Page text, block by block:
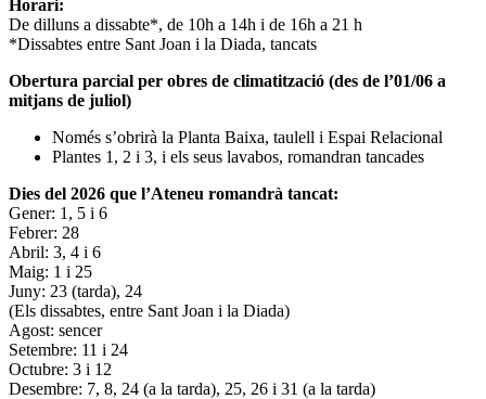
Horari:
De dilluns a dissabte*, de 10h a 14h i de 16h a 21 h
*Dissabtes entre Sant Joan i la Diada, tancats
Obertura parcial per obres de climatització (des de l’01/06 a
mitjans de juliol)
Només s’obrirà la Planta Baixa, taulell i Espai Relacional
Plantes 1, 2 i 3, i els seus lavabos, romandran tancades
Dies del 2026 que l’Ateneu romandrà tancat:
Gener: 1, 5 i 6
Febrer: 28
Abril: 3, 4 i 6
Maig: 1 i 25
Juny: 23 (tarda), 24
(Els dissabtes, entre Sant Joan i la Diada)
Agost: sencer
Setembre: 11 i 24
Octubre: 3 i 12
Desembre: 7, 8, 24 (a la tarda), 25, 26 i 31 (a la tarda)